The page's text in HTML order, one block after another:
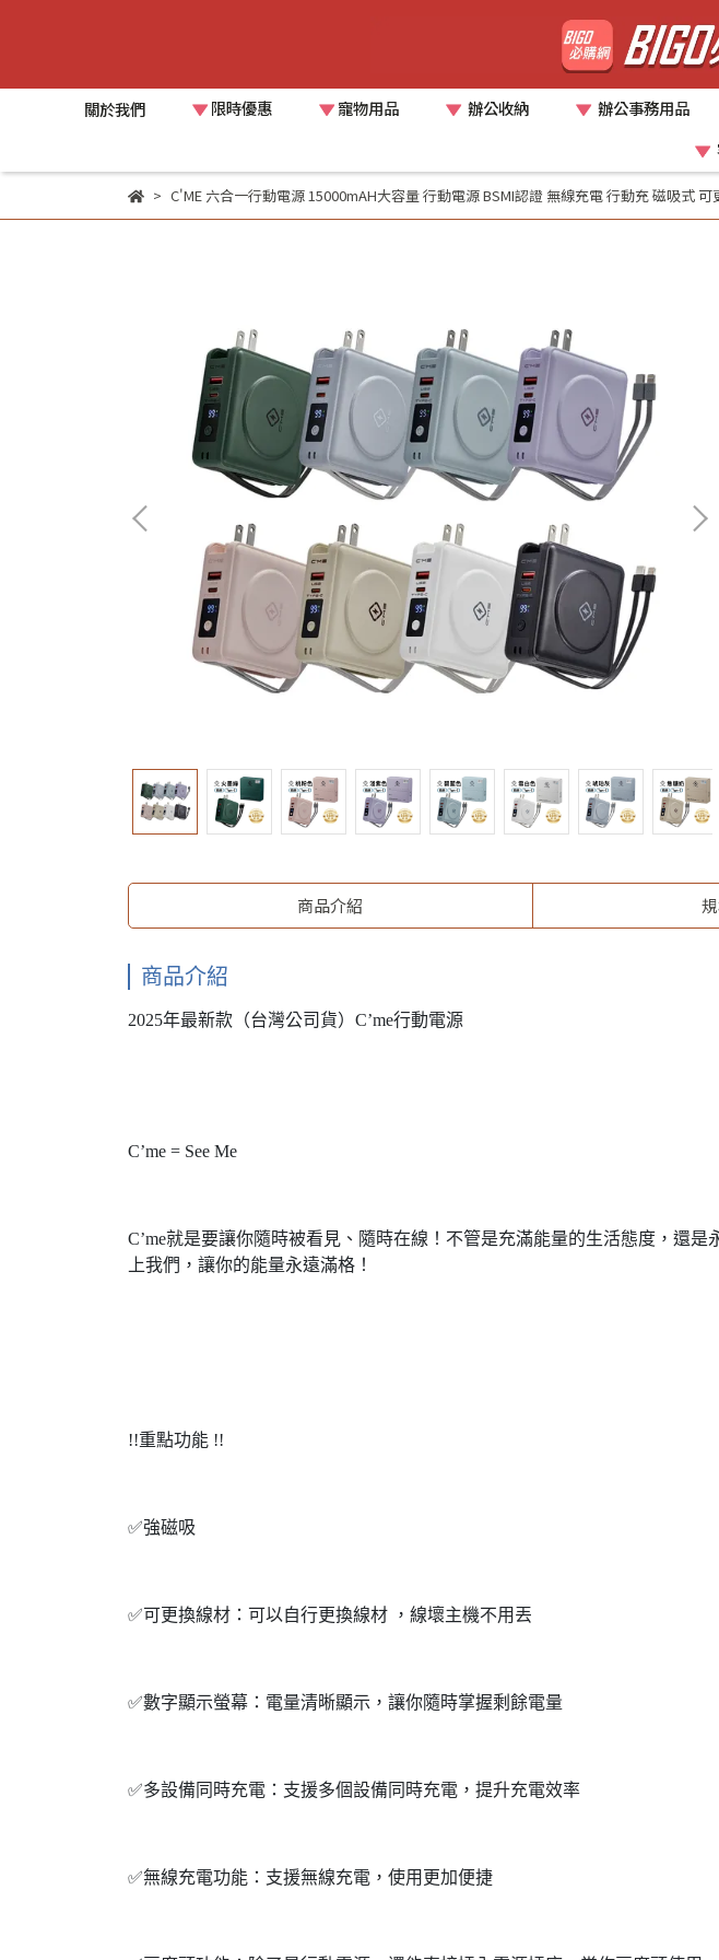
關於我們 限時優惠 寵物用品 辦公收納 辦公事務用品
C'ME 六合一行動電源 15000mAH大容量 行動電源 BSMI認證 無線充電 行動充 磁吸式 可
商品介紹
商品介紹
2025年最新款（台灣公司貨）C’me行動電源
C’me = See Me
C’me就是要讓你隨時被看見、隨時在線！不管是充滿能量的生活態度，還是
上我們，讓你的能量永遠滿格！
!!重點功能 !!
✅強磁吸
✅可更換線材：可以自行更換線材 ，線壞主機不用丟
✅數字顯示螢幕：電量清晰顯示，讓你隨時掌握剩餘電量
✅多設備同時充電：支援多個設備同時充電，提升充電效率
✅無線充電功能：支援無線充電，使用更加便捷